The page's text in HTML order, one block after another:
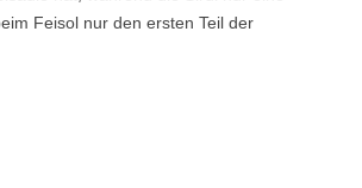
Feisol nur den ersten Teil der